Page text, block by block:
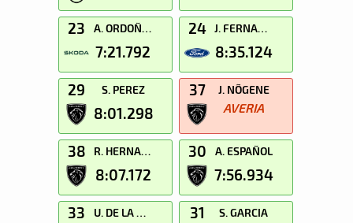
23 A. ORDOÑEZ
7:21.792
24 J. FERNANDEZ
8:35.124
29 S. PEREZ
8:01.298
37 J. NÕGENE
AVERIA
38 R. HERNANDEZ
8:07.172
30 A. ESPAÑOL
7:56.934
33 U. DE LA DEHESA 31 S. GARCIA